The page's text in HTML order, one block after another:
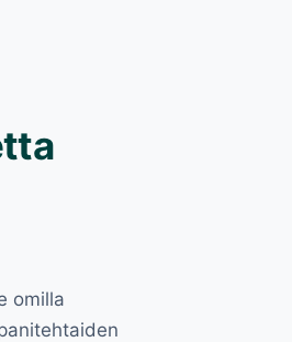
omilla